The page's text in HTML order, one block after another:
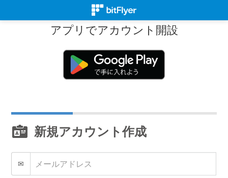
アプリでアカウント開設
新規アカウント作成
✉